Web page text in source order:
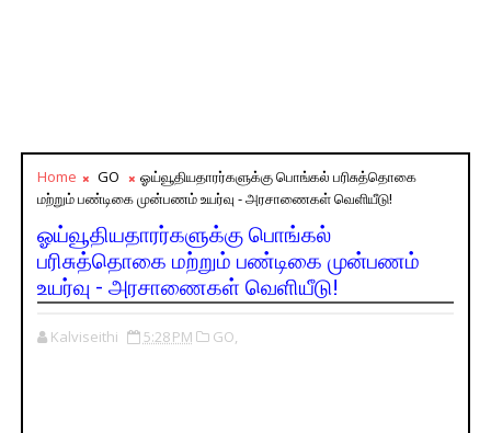
Home GO
ஓய்வூதியதாரர்களுக்கு பொங்கல் பரிசுத்தொகை
மற்றும் பண்டிகை முன்பணம் உயர்வு - அரசாணைகள் வெளியீடு!
ஓய்வூதியதாரர்களுக்கு பொங்கல்
பரிசுத்தொகை மற்றும் பண்டிகை முன்பணம்
உயர்வு - அரசாணைகள் வெளியீடு!
Kalviseithi 5:28 PM GO,